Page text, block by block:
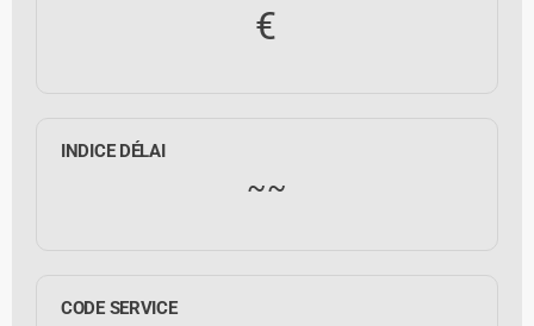
€
INDICE DÉLAI
~~
CODE SERVICE